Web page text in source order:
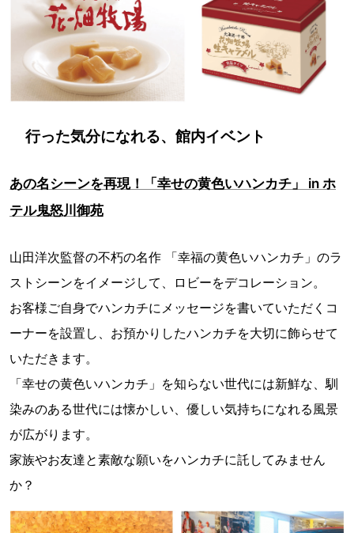
行った気分になれる、館内イベント
あの名シーンを再現！「幸せの黄色いハンカチ」 in ホ
テル鬼怒川御苑
山田洋次監督の不朽の名作 「幸福の黄色いハンカチ」のラ
ストシーンをイメージして、ロビーをデコレーション。
お客様ご自身でハンカチにメッセージを書いていただくコ
ーナーを設置し、お預かりしたハンカチを大切に飾らせて
いただきます。
「幸せの黄色いハンカチ」を知らない世代には新鮮な、馴
染みのある世代には懐かしい、優しい気持ちになれる風景
が広がります。
家族やお友達と素敵な願いをハンカチに託してみません
か？